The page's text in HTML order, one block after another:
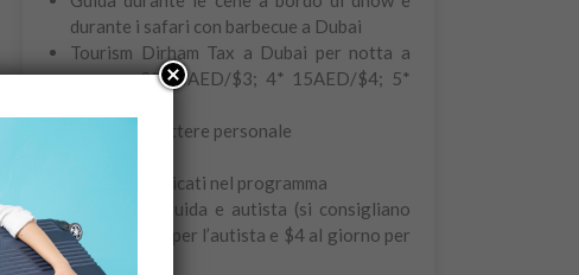
durante i safari con barbecue a Dubai
Tourism Dirham Tax a Dubai per notta a
camera: 3* 10AED/$3; 4* 15AED/$4; 5*
Extra di carattere personale
Pasti non indicati nel programma
Mance per guida e autista (si consigliano
$5 al giorno per l’autista e $4 al giorno per
la guida)